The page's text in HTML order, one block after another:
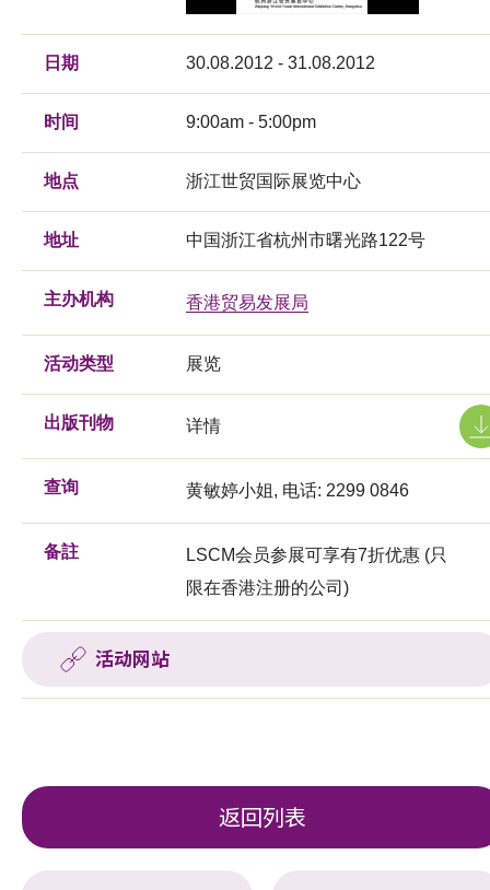
日期 30.08.2012 - 31.08.2012
时间 9:00am - 5:00pm
地点 浙江世贸国际展览中心
地址 中国浙江省杭州市曙光路122号
主办机构 香港贸易发展局
活动类型 展览
出版刊物 详情
查询 黄敏婷小姐, 电话: 2299 0846
备註
LSCM会员参展可享有7折优惠 (只
限在香港注册的公司)
活动网站
返回列表